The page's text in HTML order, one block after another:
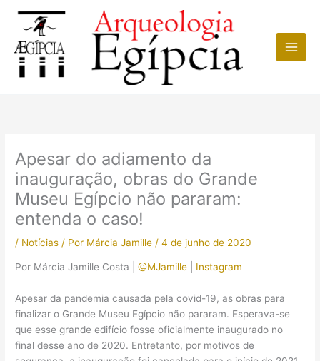
conteúdo
Apesar do adiamento da
inauguração, obras do Grande
Museu Egípcio não pararam:
entenda o caso!
/ Notícias / Por Márcia Jamille /4 de junho de 2020
Por Márcia Jamille Costa |@MJamille Instagram
Apesar da pandemia causada pela covid-19, as obras para
finalizar o Grande Museu Egípcio não pararam. Esperava-se
que esse grande edifício fosse oficialmente inaugurado no
final desse ano de 2020. Entretanto, por motivos de